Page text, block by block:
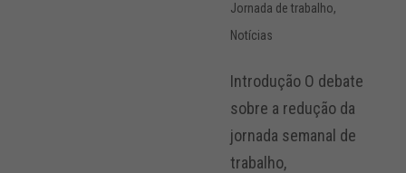
Jornada de trabalho,
Notícias
Introdução O debate
sobre a redução da
jornada semanal de
trabalho,